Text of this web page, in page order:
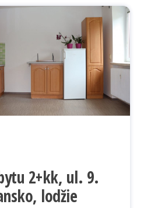
2+kk, ul. 9.
lodžie